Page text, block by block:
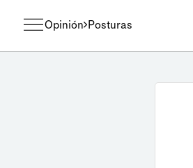
Opinión Posturas